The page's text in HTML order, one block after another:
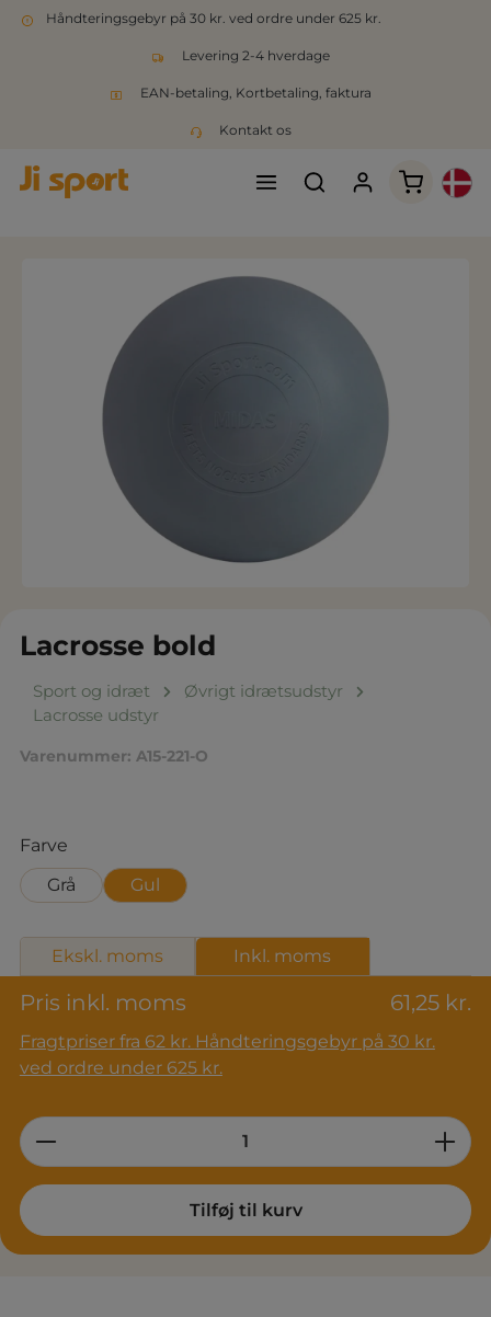
Håndteringsgebyr på 30 kr. ved ordre under 625 kr.
Levering 2-4 hverdage
EAN-betaling, Kortbetaling, faktura
Kontakt os
Lacrosse bold
Sport og idræt
Øvrigt idrætsudstyr
Lacrosse udstyr
Varenummer: A15-221-O
Pris inkl. moms 61,25 kr.
Fragtpriser fra 62 kr. Håndteringsgebyr på 30 kr.
ved ordre under 625 kr.
Vælg
Farve
Grå
Gul
Ekskl. moms Inkl. moms
Product Quantity: Enter the desired
Tilføj til kurv